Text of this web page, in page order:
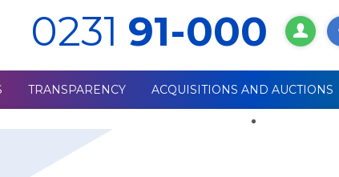
0231 91-000
TRANSPARENCY ACQUISITIONS AND AUCTIONS